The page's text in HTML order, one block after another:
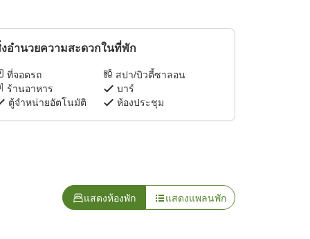
งอำนวยความสะดวกในที่พัก
ที่จอดรถ
สปา/บิวตี้ซาลอน
ร้านอาหาร
บาร์
ตู้จำหน่ายอัตโนมัติ
ห้องประชุม
แสดงห้องพัก แสดงแพลนพัก